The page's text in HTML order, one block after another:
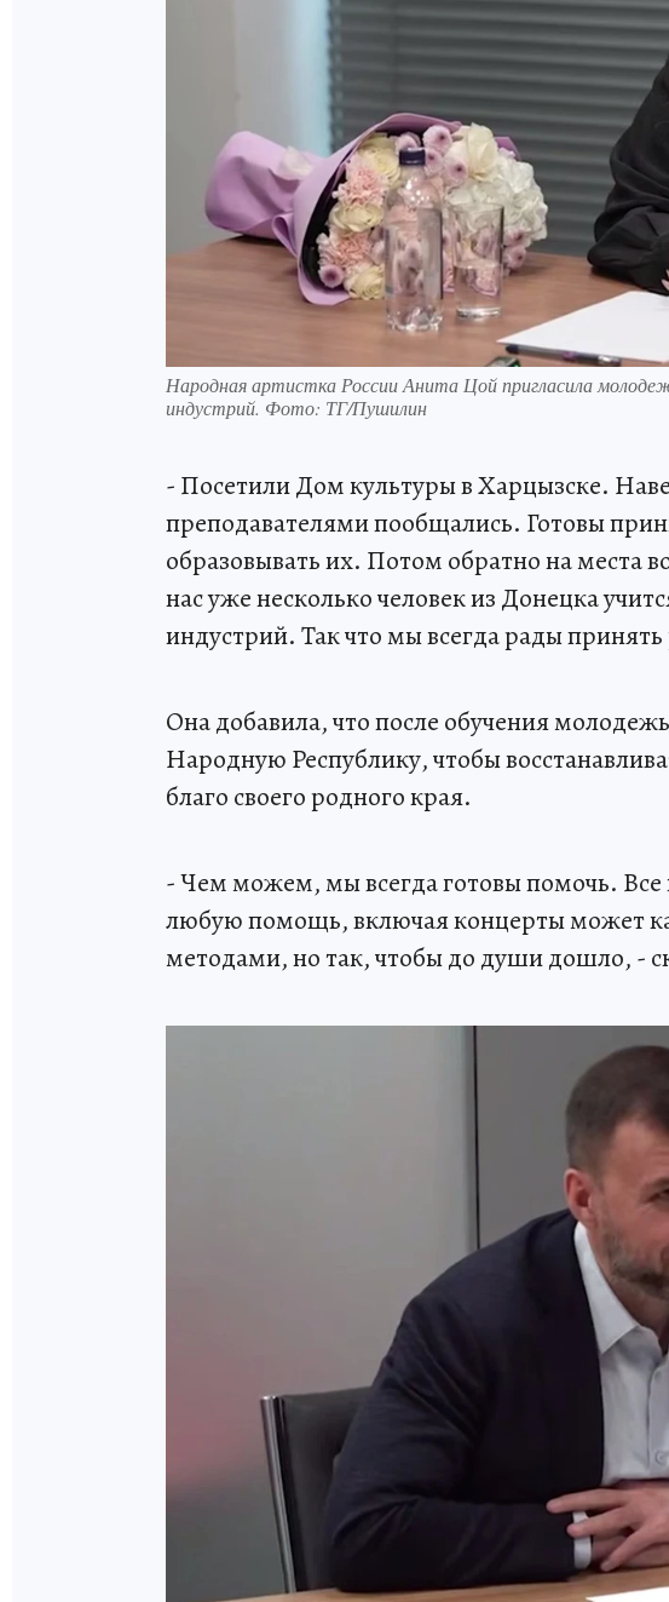
Народная артистка России Анита Цой пригласила
индустрий. Фото: ТГ/Пушилин
- Посетили Дом культуры в Харцызске.
преподавателями пообщались. Готовы
образовывать их. Потом обратно на места
нас уже несколько человек из Донецка
индустрий. Так что мы всегда рады
Она добавила, что после обучения
Народную Республику, чтобы
благо своего родного края.
- Чем можем, мы всегда готовы помочь. Все
любую помощь, включая концерты может
методами, но так, чтобы до души дошло, -